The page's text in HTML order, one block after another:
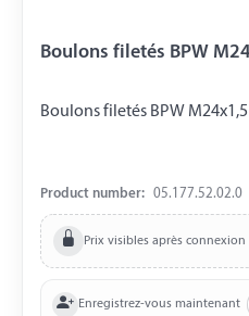
Boulons filetés BPW
Boulons filetés BPW M24x1,5
Product number: 05.177.52.02.0
Prix visibles après connexion
Enregistrez-vous maintenant